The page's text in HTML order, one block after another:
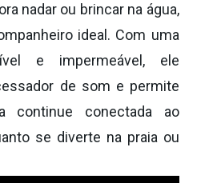
nadar ou brincar na água,
ideal. Com uma
e impermeável, ele
de som e permite
continue conectada ao
se diverte na praia ou